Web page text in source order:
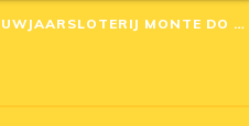
NIEUWJAARSLOTERIJ MONTE DO CASARÃO: WINNAARS VAN 2020